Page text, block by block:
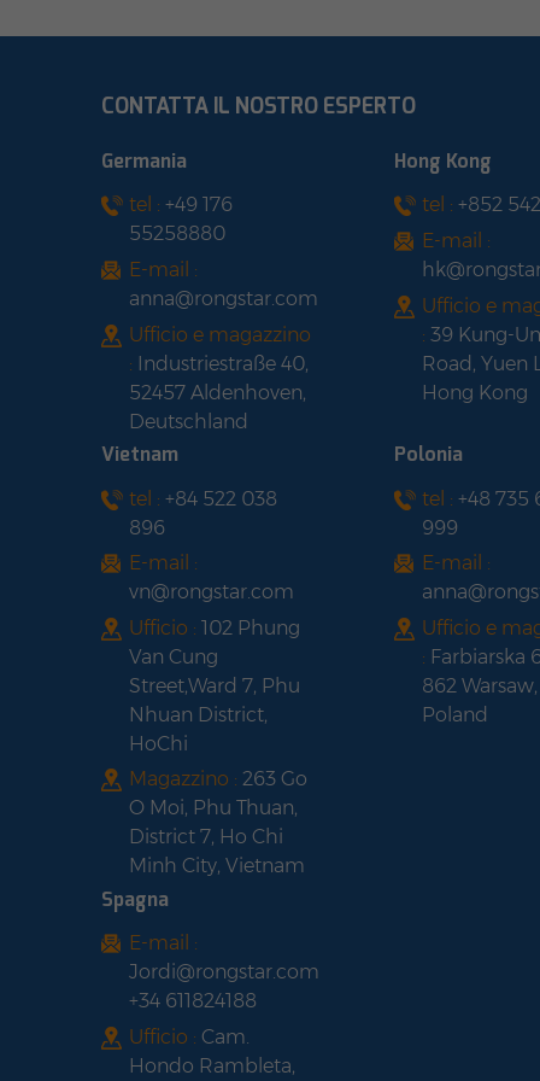
CONTATTA IL NOSTRO ESPERTO
Germania
tel : +49 176
55258880
E-mail :
anna@rongstar.com
Ufficio e magazzino
: Industriestraße 40,
52457 Aldenhoven,
Deutschland
Hong Kong
tel :+852
E-mail :
Ufficio e
:39 Kung-
Road, Yuen
Hong Kong
Vietnam
tel : +84 522 038
896
E-mail :
vn@rongstar.com
Ufficio : 102 Phung
Van Cung
Street,Ward 7, Phu
Nhuan District,
HoChi
Magazzino : 263 Go
O Moi, Phu Thuan,
District 7, Ho Chi
Minh City, Vietnam
Polonia
tel :+48 735
999
E-mail :
Ufficio e
: Farbiarska
862 Warsaw,
Poland
Spagna
E-mail :
Jordi@rongstar.com
+34 611824188
Ufficio : Cam.
Hondo Rambleta,